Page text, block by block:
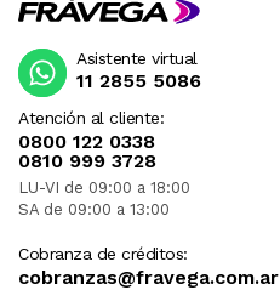
Atención al cliente:
0800 122 0338
0810 999 3728
LU-VI de 09:00 a 18:00
SA de 09:00 a 13:00
Cobranza de créditos:
cobranzas@fravega.com.ar
Asistente virtual
11 2855 5086